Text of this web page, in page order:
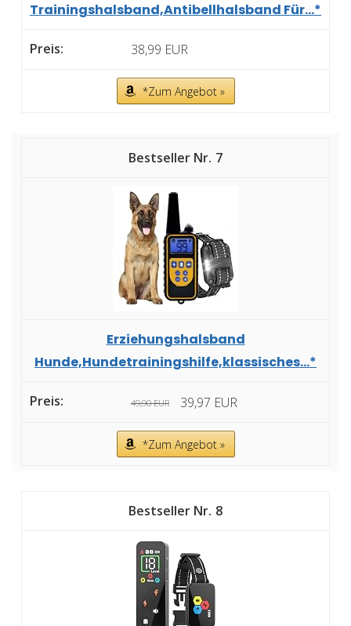
Trainingshalsband,Antibellhalsband Für...*
38,99 EUR
*Zum Angebot »
7
Erziehungshalsband
Hunde,Hundetrainingshilfe,klassisches...*
49,90 EUR 39,97 EUR
*Zum Angebot »
8